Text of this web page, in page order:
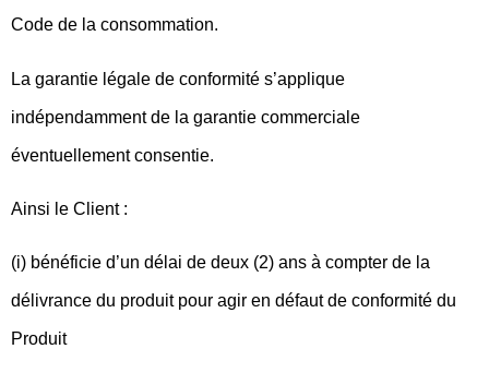
Code de la consommation.
La garantie légale de conformité s’applique
indépendamment de la garantie commerciale
éventuellement consentie.
Ainsi le Client :
(i) bénéficie d’un délai de deux (2) ans à compter de la
délivrance du produit pour agir en défaut de conformité du
Produit